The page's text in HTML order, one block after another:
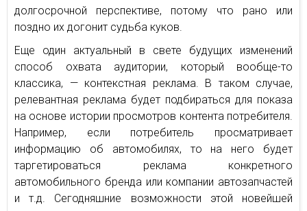
долгосрочной перспективе, потому что рано или
поздно их догонит судьба куков.
Еще один актуальный в свете будущих изменений
способ охвата аудитории, который вообще-то
классика, — контекстная реклама. В таком случае,
релевантная реклама будет подбираться для показа
на основе истории просмотров контента потребителя.
Например, если потребитель просматривает
информацию об автомобилях, то на него будет
таргетироваться реклама конкретного
автомобильного бренда или компании автозапчастей
и т.д. Сегодняшние возможности этой новейшей